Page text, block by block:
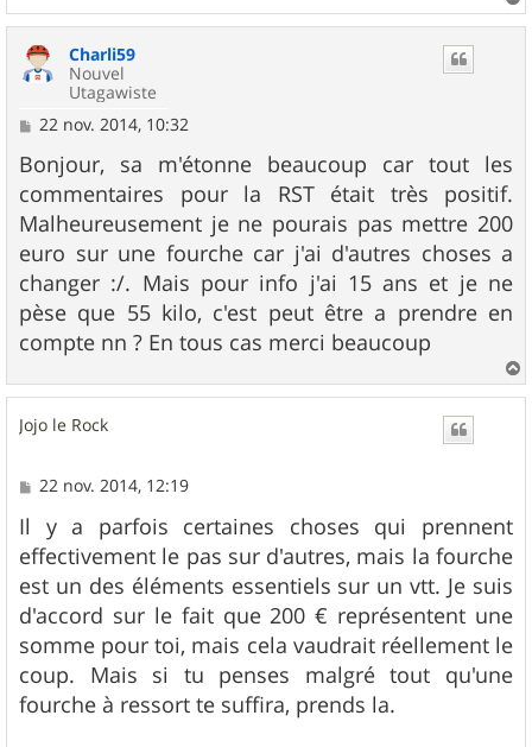
a
Charli59
Nouvel
Utagawiste
M
s
s
a
g
e
22 nov. 2014, 10:32
Bonjour, sa m'étonne beaucoup car tout les
commentaires pour la RST était très positif.
Malheureusement je ne pourais pas mettre 200
euro sur une fourche car j'ai d'autres choses a
changer :/. Mais pour info j'ai 15 ans et je ne
pèse que 55 kilo, c'est peut être a prendre en
compte nn ? En tous cas merci beaucoup
a
Jojo le Rock
M
a
g
e
22 nov. 2014, 12:19
Il y a parfois certaines choses qui prennent
effectivement le pas sur d'autres, mais la fourche
est un des éléments essentiels sur un vtt. Je suis
d'accord sur le fait que 200 € représentent une
somme pour toi, mais cela vaudrait réellement le
coup. Mais si tu penses malgré tout qu'une
fourche à ressort te suffira, prends la.